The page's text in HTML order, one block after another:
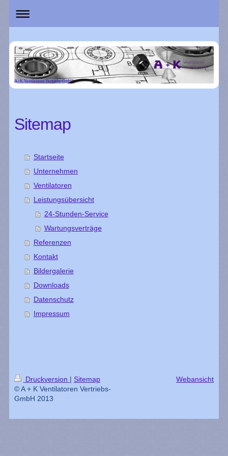
A+K Ventilatoren Vertriebs-GmbH
Sitemap
Startseite
Unternehmen
Ventilatoren
Leistungsübersicht
24-Stunden-Service
Wartungsverträge
Referenzen
Kontakt
Bildergalerie
Downloads
Datenschutz
Impressum
Druckversion | Sitemap
© A + K Ventilatoren Vertriebs-
GmbH 2013
Webansicht